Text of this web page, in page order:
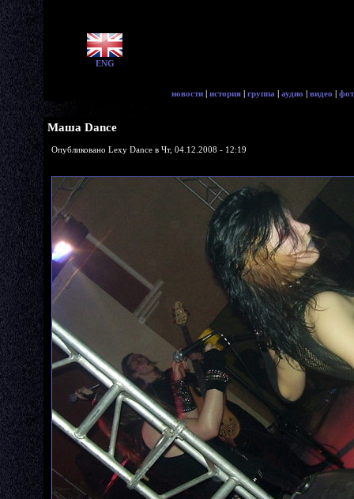
ENG
новости | история | группа | аудио | видео |
Маша Dance
Опубликовано Lexy Dance в Чт, 04.12.2008 - 12:19